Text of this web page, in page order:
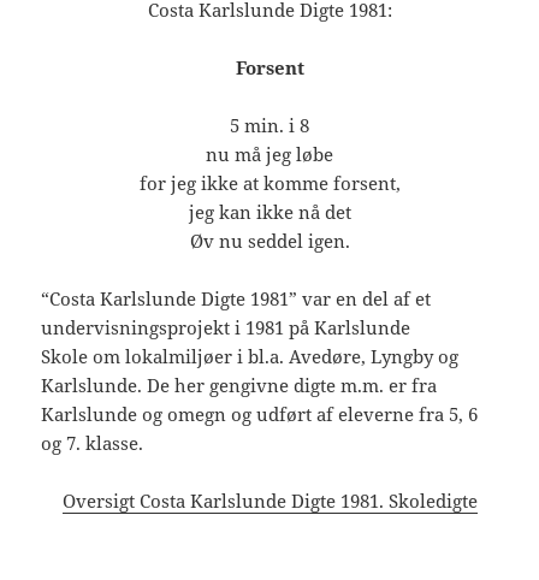
Costa Karlslunde Digte 1981:
Forsent
5 min. i 8
nu må jeg løbe
for jeg ikke at komme forsent,
jeg kan ikke nå det
Øv nu seddel igen.
“Costa Karlslunde Digte 1981” var en del af et
undervisningsprojekt i 1981 på Karlslunde
Skole om lokalmiljøer i bl.a. Avedøre, Lyngby og
Karlslunde. De her gengivne digte m.m. er fra
Karlslunde og omegn og udført af eleverne fra 5, 6
og 7. klasse.
Oversigt Costa Karlslunde Digte 1981. Skoledigte